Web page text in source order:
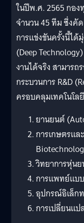
ในปีพ.ศ. 2565 กอ
จำนวน 45 ทีม ซึ่งคั
การแข่งขันครั้งนี้ได้
(Deep
งานได้จริง สามาร
กระบวนการ R&D
ครอบคลุมเทคโนโ
ยานยนต์
การเกษตรแล
วิทยาการหุ่น
การแพทย์แบ
อุปกรณ์อิเล็ก
การเปลี่ยนแ